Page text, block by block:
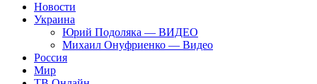
Новости
Украина
Юрий Подоляка — ВИДЕО
Михаил Онуфриенко — Видео
Россия
Мир